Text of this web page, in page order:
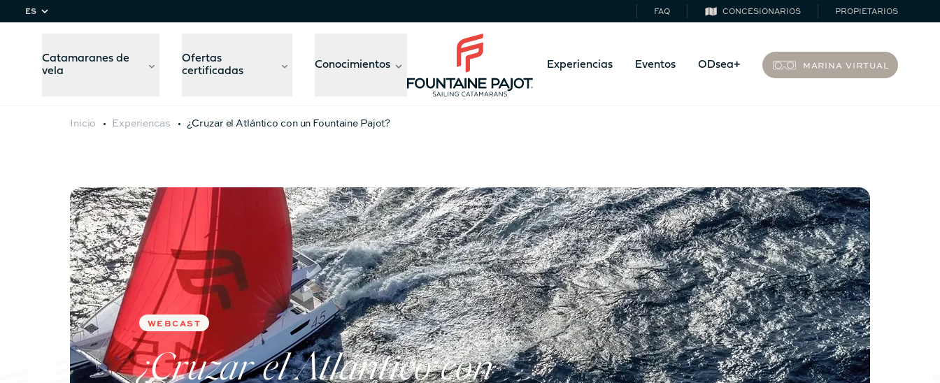
ES FAQ CONCESIONARIOS PROPIETARIOS
Catamaranes de
vela
Ofertas
certificadas
Conocimientos Experiencias Eventos ODsea+ MARINA VIRTUAL
Inicio Experiencas ¿Cruzar el Atlántico con un Fountaine Pajot?
WEBCAST
¿Cruzar el Atlántico con
modelos
41 44